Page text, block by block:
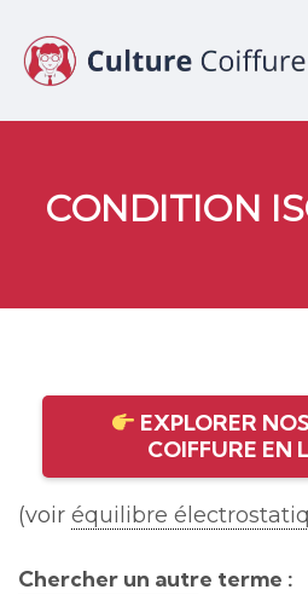
CONDITION
EXPLORER
COIFFURE EN
(voir équilibre
Chercher un autre terme :